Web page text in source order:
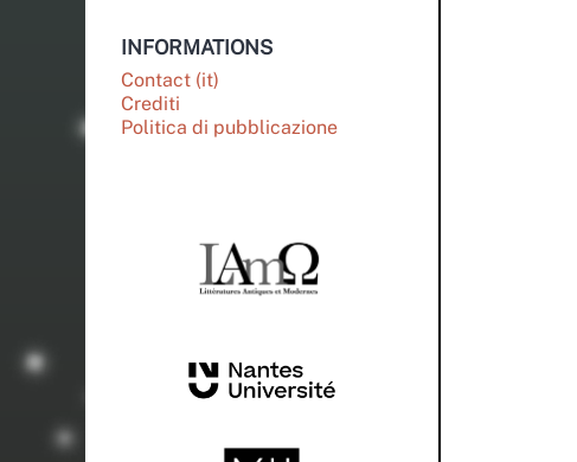
INFORMATIONS
Contact (it)
Crediti
Politica di pubblicazione